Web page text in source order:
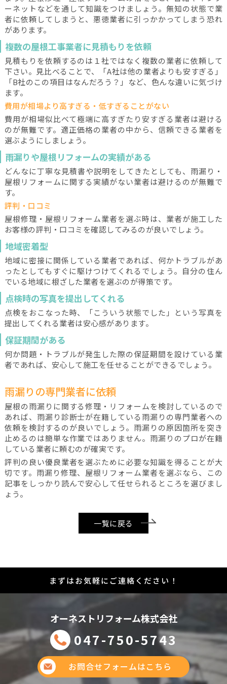
ーネットなどを通して知識をつけましょう。無知の状態で業
者に依頼してしまうと、悪徳業者に引っかかってしまう恐れ
があります。
複数の屋根工事業者に見積もりを依頼
見積もりを依頼するのは１社ではなく複数の業者に依頼して
下さい。見比べることで、「A社は他の業者よりも安すぎる」
「B社のこの項目はなんだろう？」など、色んな違いに気づけ
ます。
費用が相場より高すぎる・低すぎることがない
費用が相場似比べて極端に高すぎたり安すぎる業者は避ける
のが無難です。適正価格の業者の中から、信頼できる業者を
選ぶようにしましょう。
雨漏りや屋根リフォームの実績がある
どんなに丁寧な見積書や説明をしてきたとしても、雨漏り・
屋根リフォームに関する実績がない業者は避けるのが無難で
す。
評判・口コミ
屋根修理・屋根リフォーム業者を選ぶ時は、業者が施工した
お客様の評判・口コミを確認してみるのが良いでしょう。
地域密着型
地域に密接に関係している業者であれば、何かトラブルがあ
ったとしてもすぐに駆けつけてくれるでしょう。自分の住ん
でいる地域に根ざした業者を選ぶのが得策です。
点検時の写真を提出してくれる
点検をおこなった時、「こういう状態でした」という写真を
提出してくれる業者は安心感があります。
保証期間がある
何か問題・トラブルが発生した際の保証期間を設けている業
者であれば、安心して施工を任せることができるでしょう。
雨漏りの専門業者に依頼
屋根の雨漏りに関する修理・リフォームを検討しているので
あれば、雨漏り診断士が在籍している雨漏りの専門業者への
依頼を検討するのが良いでしょう。雨漏りの原因箇所を突き
止めるのは簡単な作業ではありません。雨漏りのプロが在籍
している業者に頼むのが確実です。
評判の良い優良業者を選ぶために必要な知識を得ることが大
切です。雨漏り修理、屋根リフォーム業者を選ぶなら、この
記事をしっかり読んで安心して任せられるところを選びまし
ょう。
一覧に戻る
まずはお気軽にご連絡ください！
オーネストリフォーム株式会社
047-750-5743
お問合せフォームはこちら